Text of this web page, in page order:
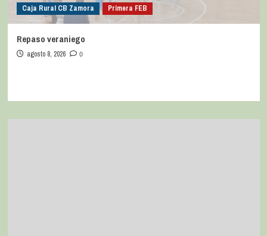
Caja Rural CB Zamora Primera FEB
Repaso veraniego
agosto 8, 2026 0